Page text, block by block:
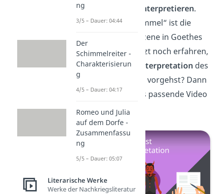
analysieren
interpretieren.
Der „Prolog im Himmel“ ist die
erste inhaltliche Szene in Goethes
Faust. Willst du jetzt noch erfahren,
wie du bei einer
Interpretation des
gesamten Dramas vorgehst? Dann
haben wirhier
das passende Video
für dich.
ng
3/5 – Dauer: 04:44
Der
Schimmelreiter -
Charakterisierun
g
4/5 – Dauer: 04:17
Romeo und Julia
auf dem Dorfe -
Zusammenfassu
ng
5/5 – Dauer: 05:07
Literarische Werke
Werke der Nachkriegsliteratur